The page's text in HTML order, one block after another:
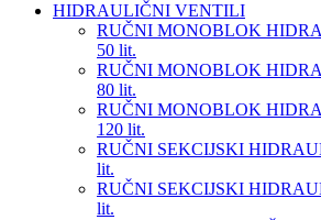
HIDRAULIČNI VENTILI
RUČNI MONOBLOK
50 lit.
RUČNI MONOBLOK
80 lit.
RUČNI MONOBLOK
120 lit.
RUČNI SEKCIJSKI
lit.
RUČNI SEKCIJSKI
lit.